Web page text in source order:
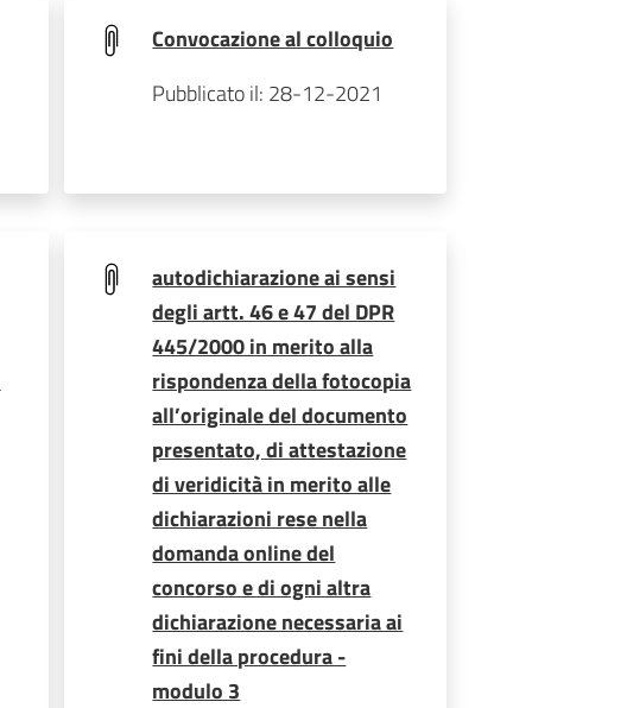
Convocazione al colloquio
Pubblicato il: 28-12-2021
autodichiarazione ai sensi
degli artt. 46 e 47 del DPR
445/2000 in merito alla
rispondenza della fotocopia
all’originale del documento
presentato, di attestazione
di veridicità in merito alle
dichiarazioni rese nella
domanda online del
concorso e di ogni altra
dichiarazione necessaria ai
fini della procedura -
modulo 3